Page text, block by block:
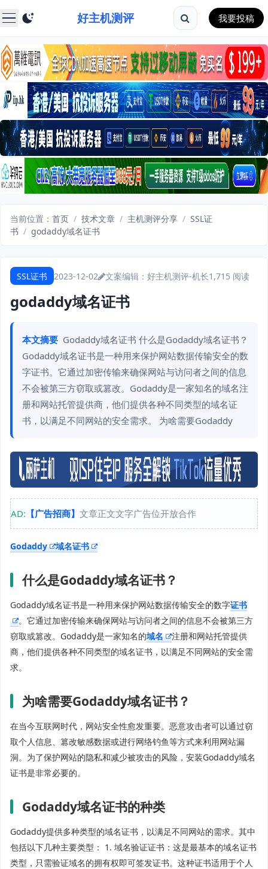
好主机测评 我要投稿
当前位置： 首页 / 技术文章 / 主机测评分享 / SSL证
书 / godaddy域名证书
SSL证书 2023-12-02 文案编辑：好主机测评-机长1,715 阅读
godaddy域名证书
本文摘要 Godaddy域名证书 什么是Godaddy域名证书？
Godaddy域名证书是一种用来保护网站数据传输安全的数
字证书。它通过加密传输来确保网站与访问者之间的信息
不会被第三方窃取或篡改。Godaddy是一家知名的域名注
册和网站托管提供商，他们提供各种不同类型的域名证
书，以满足不同网站的安全需求。 为啥需要Godaddy
AD: 【广告招商】 文章正文文字广告位开放合作
Godaddy 域名证书
什么是Godaddy域名证书？
Godaddy域名证书是一种用来保护网站数据传输安全的数字证书
。它通过加密传输来确保网站与访问者之间的信息不会被第三方
窃取或篡改。Godaddy是一家知名的域名
注册和网站托管提供
商，他们提供各种不同类型的域名证书，以满足不同网站的安全需
求。
为啥需要Godaddy域名证书？
在当今互联网时代，网站安全性愈发重要。恶意攻击者可以通过窃
取个人信息、篡改敏感数据或进行网络钓鱼等方式来利用网站漏
洞。为了保护网站的隐私和减少被攻击的风险，安装Godaddy域名
证书是非常必要的。
Godaddy域名证书的种类
Godaddy提供多种类型的域名证书，以满足不同网站的需求。其中
包括以下几种主要类型： 1. 域名验证证书：这是最基本的域名证书
类型，只需验证域名的拥有权即可签发证书。这种证书适用于个人